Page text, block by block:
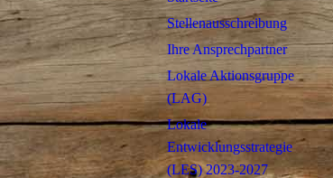
Stellenausschreibung
Ihre Ansprechpartner
Lokale Aktionsgruppe
(LAG)
Lokale
Entwicklungsstrategie
(LES) 2023-2027